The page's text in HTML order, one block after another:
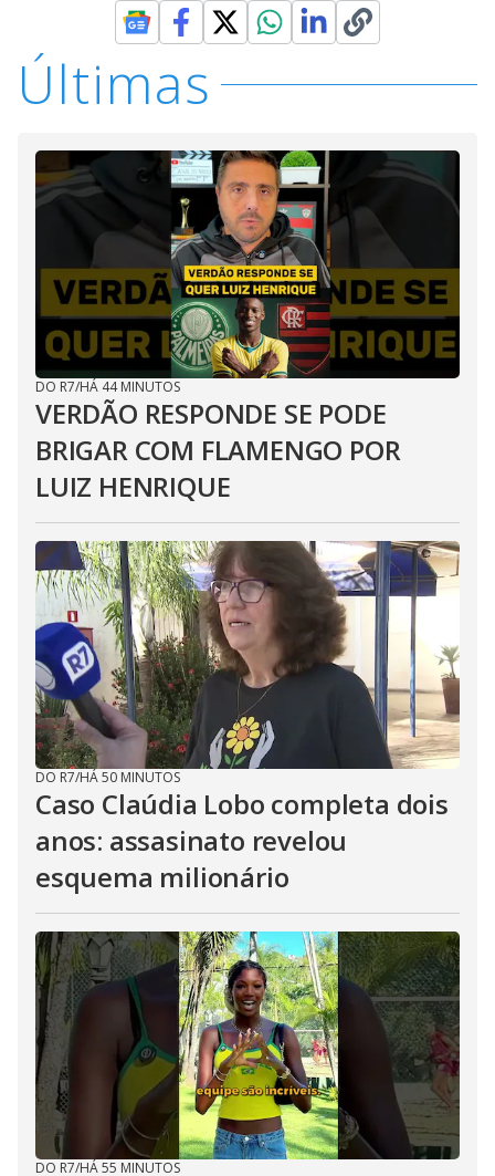
Últimas
DO R7/HÁ 44 MINUTOS
VERDÃO RESPONDE SE PODE
BRIGAR COM FLAMENGO POR
LUIZ HENRIQUE
DO R7/HÁ 50 MINUTOS
Caso Claúdia Lobo completa dois
anos: assasinato revelou
esquema milionário
DO R7/HÁ 55 MINUTOS